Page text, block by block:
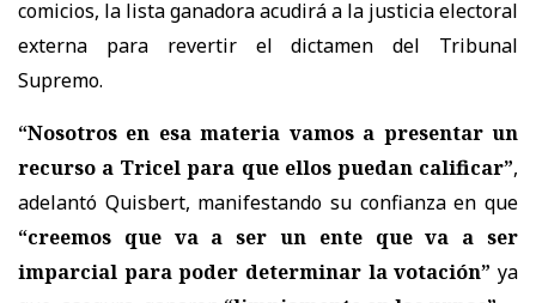
comicios, la lista ganadora acudirá a la justicia electoral
externa para revertir el dictamen del Tribunal
Supremo.
“Nosotros en esa materia vamos a presentar un
recurso a Tricel para que ellos puedan calificar”,
adelantó Quisbert, manifestando su confianza en que
“creemos que va a ser un ente que va a ser
imparcial para poder determinar la votación” ya